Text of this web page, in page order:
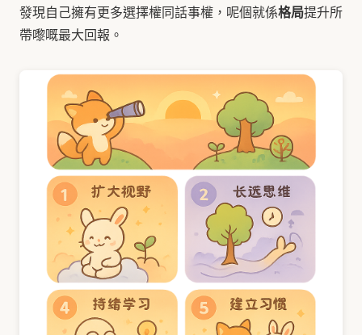
發現自己擁有更多選擇權同話事權，呢個就係格局提升所
帶嚟嘅最大回報。